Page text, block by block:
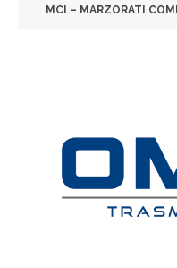
MCI – MARZORATI